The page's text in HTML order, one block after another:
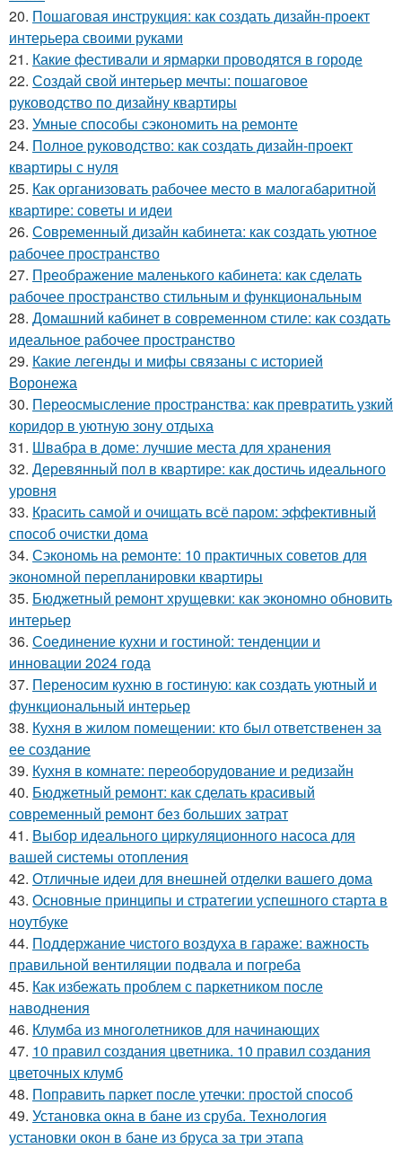
20. Пошаговая инструкция: как создать дизайн-проект
интерьера своими руками
21. Какие фестивали и ярмарки проводятся в городе
22. Создай свой интерьер мечты: пошаговое
руководство по дизайну квартиры
23. Умные способы сэкономить на ремонте
24. Полное руководство: как создать дизайн-проект
квартиры с нуля
25. Как организовать рабочее место в малогабаритной
квартире: советы и идеи
26. Современный дизайн кабинета: как создать уютное
рабочее пространство
27. Преображение маленького кабинета: как сделать
рабочее пространство стильным и функциональным
28. Домашний кабинет в современном стиле: как создать
идеальное рабочее пространство
29. Какие легенды и мифы связаны с историей
Воронежа
30. Переосмысление пространства: как превратить узкий
коридор в уютную зону отдыха
31. Швабра в доме: лучшие места для хранения
32. Деревянный пол в квартире: как достичь идеального
уровня
33. Красить самой и очищать всё паром: эффективный
способ очистки дома
34. Сэкономь на ремонте: 10 практичных советов для
экономной перепланировки квартиры
35. Бюджетный ремонт хрущевки: как экономно обновить
интерьер
36. Соединение кухни и гостиной: тенденции и
инновации 2024 года
37. Переносим кухню в гостиную: как создать уютный и
функциональный интерьер
38. Кухня в жилом помещении: кто был ответственен за
ее создание
39. Кухня в комнате: переоборудование и редизайн
40. Бюджетный ремонт: как сделать красивый
современный ремонт без больших затрат
41. Выбор идеального циркуляционного насоса для
вашей системы отопления
42. Отличные идеи для внешней отделки вашего дома
43. Основные принципы и стратегии успешного старта в
ноутбуке
44. Поддержание чистого воздуха в гараже: важность
правильной вентиляции подвала и погреба
45. Как избежать проблем с паркетником после
наводнения
46. Клумба из многолетников для начинающих
47. 10 правил создания цветника. 10 правил создания
цветочных клумб
48. Поправить паркет после утечки: простой способ
49. Установка окна в бане из сруба. Технология
установки окон в бане из бруса за три этапа